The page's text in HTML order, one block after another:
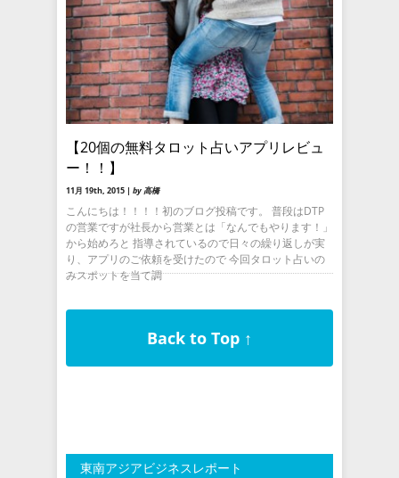
【20個の無料タロット占いアプリレビュ
ー！！】
11月 19th, 2015 | by 高橋
こんにちは！！！！初のブログ投稿です。 普段はDTP
の営業ですが社長から営業とは「なんでもやります！」
から始めろと 指導されているので日々の繰り返しが実
り、アプリのご依頼を受けたので 今回タロット占いの
みスポットを当て調
Back to Top ↑
東南アジアビジネスレポート